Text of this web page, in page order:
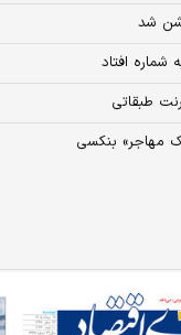
شد
افتاد
طبقاتی
مهاجر» بنکسی